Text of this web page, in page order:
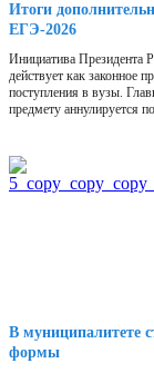
Итоги
ЕГЭ-2026
Инициатива Президента
действует как законное
поступления в вузы.
предмету аннулируется
В муниципалитете
формы